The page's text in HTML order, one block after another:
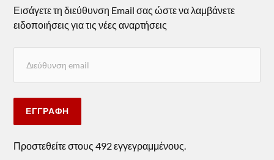
Εισάγετε τη διεύθυνση Email σας ώστε να λαμβάνετε
ειδοποιήσεις για τις νέες αναρτήσεις
ΕΓΓΡΑΦΉ
Προστεθείτε στους 492 εγγεγραμμένους.